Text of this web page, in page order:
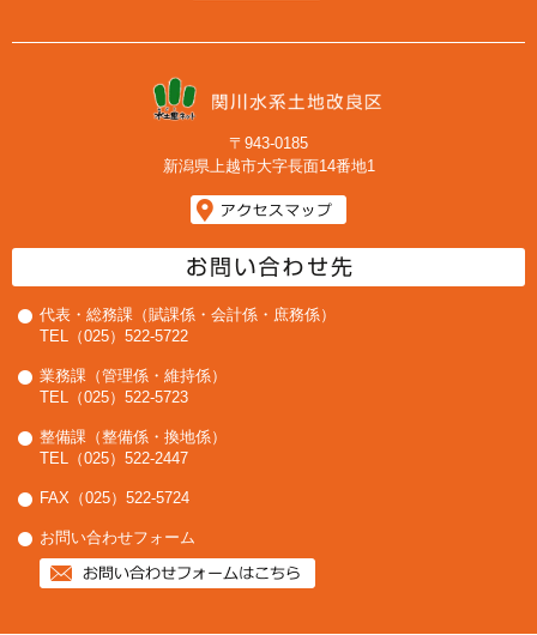
〒943-0185
新潟県上越市大字長面14番地1
代表・総務課（賦課係・会計係・庶務係）
TEL（025）522-5722
業務課（管理係・維持係）
TEL（025）522-5723
整備課（整備係・換地係）
TEL（025）522-2447
FAX（025）522-5724
お問い合わせフォーム